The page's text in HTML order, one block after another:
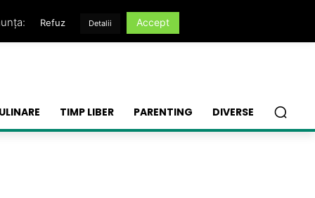
TIMP LIBER PARENTING DIVERSE
Refuz Detalii Accept